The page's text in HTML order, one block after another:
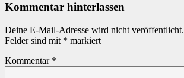
Kommentar hinterlassen
Deine E-Mail-Adresse wird nicht veröffentlicht.
Felder sind mit * markiert
Kommentar *